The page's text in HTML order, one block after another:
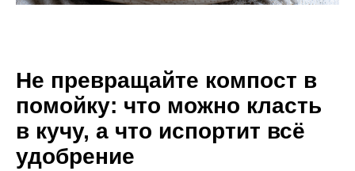
Не превращайте компост в
помойку: что можно класть
в кучу, а что испортит всё
удобрение